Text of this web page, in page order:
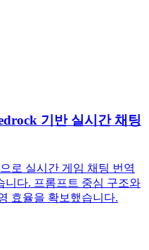
기반 실시간 채팅
로 실시간 게임 채팅 번역
니다. 프롬프트 중심 구조와
효율을 확보했습니다.